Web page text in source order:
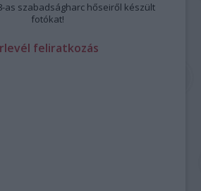
as szabadságharc hőseiről készült
fotókat!
feliratkozás